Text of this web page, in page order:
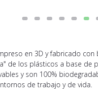
en 3D y fabricado
de los plásticos a base
y son 100%
de trabajo y de vida.